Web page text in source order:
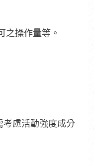
之操作量等。
慮活動強度成分